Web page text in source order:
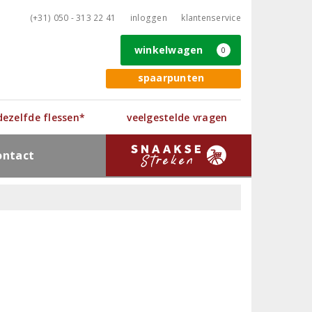
(+31) 050 - 313 22 41 inloggen klantenservice
spaarpunten
winkelwagen 0
flessen* veelgestelde vragen